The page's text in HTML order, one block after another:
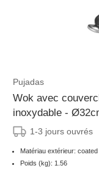
Pujadas
Wok avec
inoxydable -
1-3 jours ouvrés
Matériau extérieur: coated
Poids (kg): 1.56